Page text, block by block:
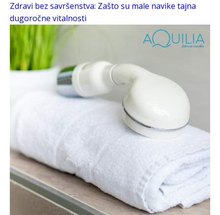
Zdravi bez savršenstva: Zašto su male navike tajna
dugoročne vitalnosti